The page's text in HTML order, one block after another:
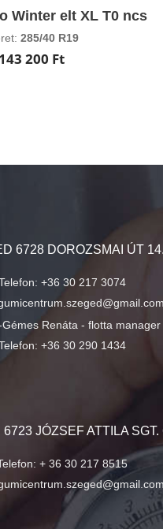
Winter elt XL T0 ncs
285/40 R19
143 200 Ft
6728 DOROZSMAI ÚT 14.
+36 30 217 3074
Renáta - flotta manager
+36 30 290 1434
JÓZSEF ATTILA SGT.
+ 36 30 217 8515